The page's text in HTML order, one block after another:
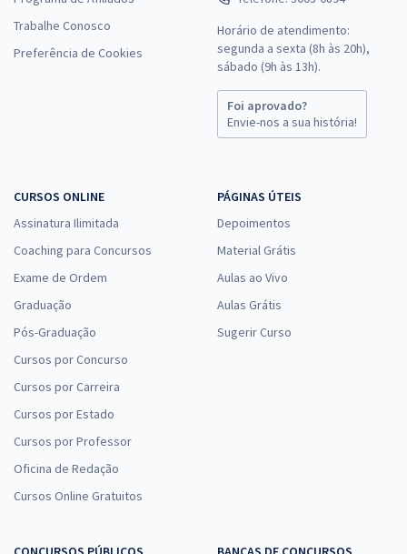
Trabalhe Conosco
Preferência de Cookies
Horário de atendimento:
segunda a sexta (8h às 20h),
sábado (9h às 13h).
Foi aprovado?
Envie-nos a sua história!
CURSOS ONLINE
Assinatura Ilimitada
Coaching para Concursos
Exame de Ordem
Graduação
Pós-Graduação
Cursos por Concurso
Cursos por Carreira
Cursos por Estado
Cursos por Professor
Oficina de Redação
Cursos Online Gratuitos
PÁGINAS ÚTEIS
Depoimentos
Material Grátis
Aulas ao Vivo
Aulas Grátis
Sugerir Curso